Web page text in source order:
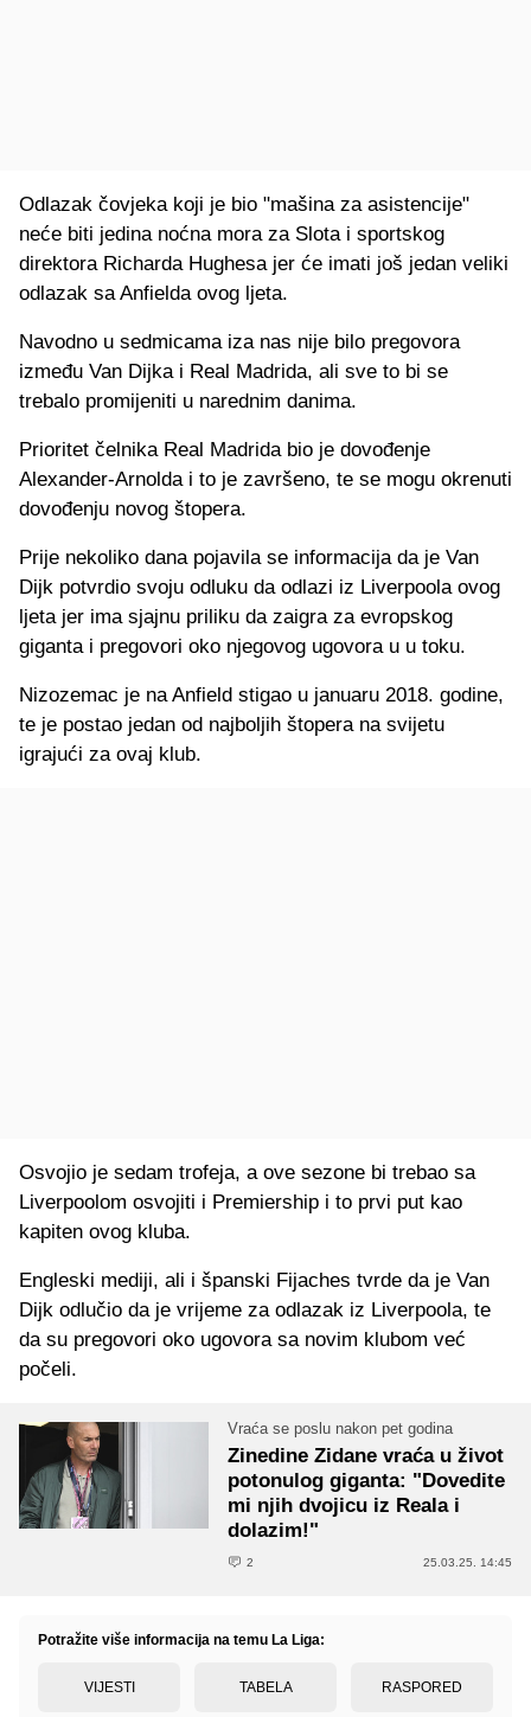
Odlazak čovjeka koji je bio "mašina za asistencije"
neće biti jedina noćna mora za Slota i sportskog
direktora Richarda Hughesa jer će imati još jedan veliki
odlazak sa Anfielda ovog ljeta.
Navodno u sedmicama iza nas nije bilo pregovora
između Van Dijka i Real Madrida, ali sve to bi se
trebalo promijeniti u narednim danima.
Prioritet čelnika Real Madrida bio je dovođenje
Alexander-Arnolda i to je završeno, te se mogu okrenuti
dovođenju novog štopera.
Prije nekoliko dana pojavila se informacija da je Van
Dijk potvrdio svoju odluku da odlazi iz Liverpoola ovog
ljeta jer ima sjajnu priliku da zaigra za evropskog
giganta i pregovori oko njegovog ugovora u u toku.
Nizozemac je na Anfield stigao u januaru 2018. godine,
te je postao jedan od najboljih štopera na svijetu
igrajući za ovaj klub.
Osvojio je sedam trofeja, a ove sezone bi trebao sa
Liverpoolom osvojiti i Premiership i to prvi put kao
kapiten ovog kluba.
Engleski mediji, ali i španski Fijaches tvrde da je Van
Dijk odlučio da je vrijeme za odlazak iz Liverpoola, te
da su pregovori oko ugovora sa novim klubom već
počeli.
Vraća se poslu nakon pet godina
Zinedine Zidane vraća u život
potonulog giganta: "Dovedite
mi njih dvojicu iz Reala i
dolazim!"
2 25.03.25. 14:45
Potražite više informacija na temu La Liga:
VIJESTI TABELA RASPORED